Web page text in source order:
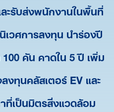
ะรับส่งพนักงานในพื้นที่
วศการลงทุน นำร่องปี
คัน คาดใน 5 ปี เพิ่ม
งทุนคลัสเตอร์ EV และ
เป็นมิตรสิ่งแวดล้อม